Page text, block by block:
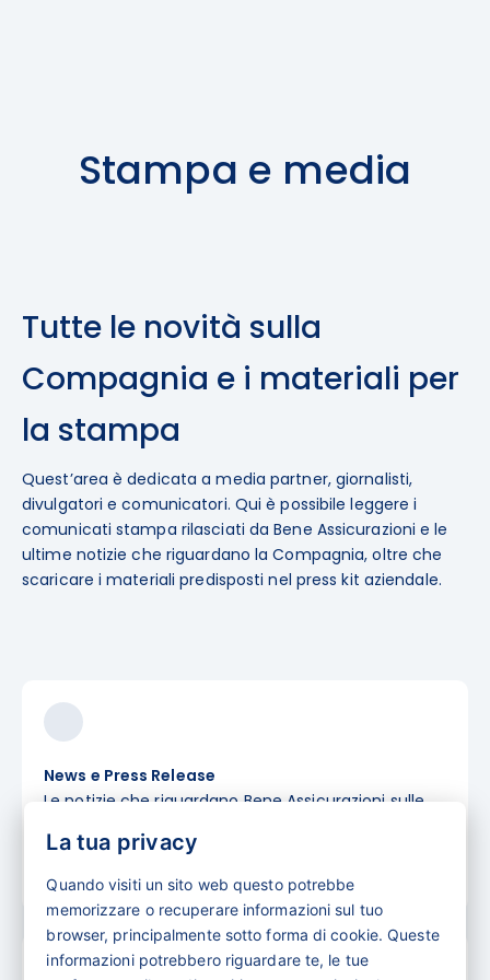
Stampa e media
Tutte le novità sulla
Compagnia e i materiali per
la stampa
Quest’area è dedicata a media partner, giornalisti,
divulgatori e comunicatori. Qui è possibile leggere i
comunicati stampa rilasciati da Bene Assicurazioni e le
ultime notizie che riguardano la Compagnia, oltre che
scaricare i materiali predisposti nel press kit aziendale.
News e Press Release
Le notizie che riguardano Bene Assicurazioni sulle
Scopri
di più
La tua privacy
Quando visiti un sito web questo potrebbe
memorizzare o recuperare informazioni sul tuo
browser, principalmente sotto forma di cookie. Queste
informazioni potrebbero riguardare te, le tue